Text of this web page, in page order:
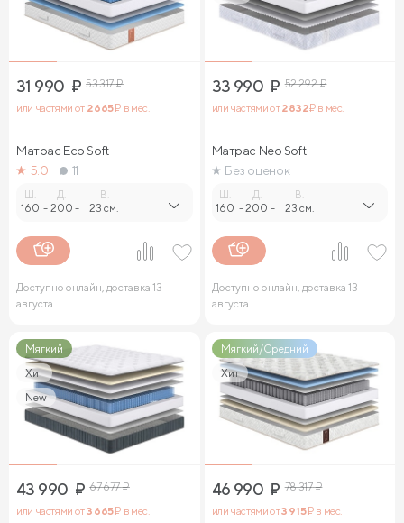
31 990 ₽ 53 317₽
или частями от 2 665₽ в мес.
Матрас Eco Soft
5.0
11
160 -
Д.
200 -
В.
23 см.
Доступно онлайн, доставка 13
августа
33 990 ₽ 52 292₽
или частями от2 832₽ в мес.
Матрас Neo Soft
Без оценок
160 -
Д.
200 -
В.
23 см.
Доступно онлайн, доставка 13
августа
Мягкий
Хит
New
43 990 ₽ 67 677₽
или частями от3 665₽ в мес.
Мягкий/Средний
Хит
46 990 ₽ 78 317₽
или частями от3 915₽ в мес.